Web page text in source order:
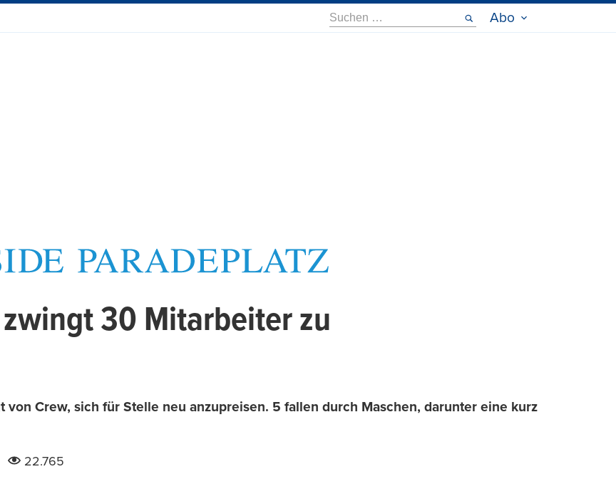
Suche
nach:
Abo
30 Mitarbeiter zu
Crew, sich für Stelle neu anzupreisen. 5 fallen durch Maschen, darunter eine kurz
22.765